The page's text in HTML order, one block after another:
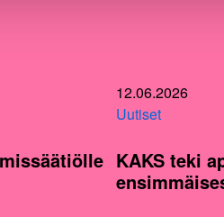
12.06.2026
Uutiset
KAKS teki